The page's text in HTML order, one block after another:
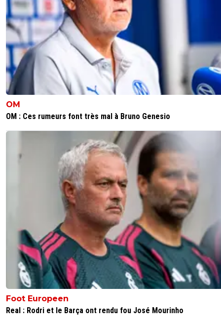
C'est dans l'ordre des choses, et oui.
0+ Répondre
tournesol 10 août 2025 à 14:23 +
Parfaitement raison de souhaiter son transfert
son talent il ne peut faire banquette
0 Répondre
oudiny
remporter le championnat d'europe la ligue des
multiple champion de France ... celui qui arrive à juste
Lille et bah c'est tout en fait !!
Répondre
le-footeux-lucide 11 août 2025 à 7:16
Chevalier sera titulaire, c'est pourquoi l'italien doit
0+ Répondre
th4n 10 août 2025 à 16:38 0
Il a fait des histoires pour prolonger et Paris a
bluff donc maintenant qu'un autre gardien est
pour beaucoup d'argent il est quasi sûr de
pas être dans cette situation.
OM
OM : Ces rumeurs font très mal à Bruno Genesio
Foot Europeen
Real : Rodri et le Barça ont rendu fou José Mourinho